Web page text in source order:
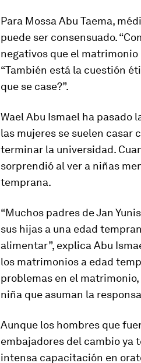
Para Mossa Abu Taema,
puede ser consensuado.
negativos que el matrimonio
“También está la cuestión
que se case?”.
Wael Abu Ismael ha pasado
las mujeres se suelen casar
terminar la universidad.
sorprendió al ver a niñas
temprana.
“Muchos padres de Jan
sus hijas a una edad
alimentar”, explica Abu
los matrimonios a edad
problemas en el
niña que asuman la
Aunque los hombres que
embajadores del cambio ya
intensa capacitación en